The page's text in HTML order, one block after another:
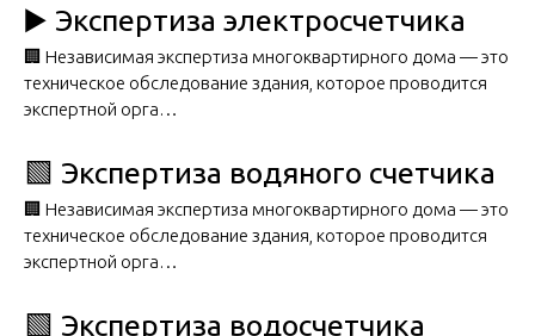
▶️ Экспертиза электросчетчика
🏢 Независимая экспертиза многоквартирного дома — это
техническое обследование здания, которое проводится
экспертной орга…
🟩 Экспертиза водяного счетчика
🏢 Независимая экспертиза многоквартирного дома — это
техническое обследование здания, которое проводится
экспертной орга…
🟩 Экспертиза водосчетчика